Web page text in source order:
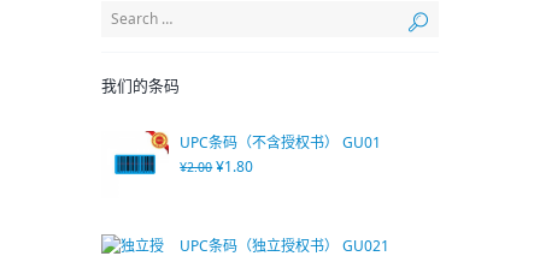
我们的条码
UPC条码（不含授权书） GU01
¥2.00 ¥1.80
UPC条码（独立授权书） GU021